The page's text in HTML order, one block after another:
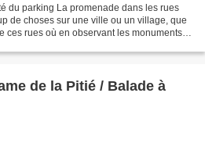
dans les rues
de choses sur une ville ou un village, que
ces rues où en observant les monuments,
de la Pitié / Balade à